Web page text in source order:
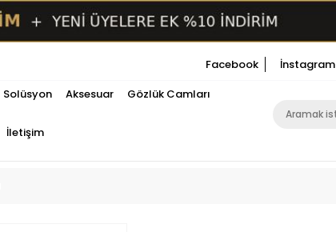
Facebook İnstagram
Solüsyon Aksesuar Gözlük Camları
İletişim